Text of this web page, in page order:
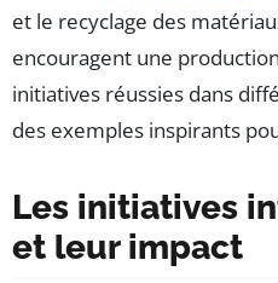
et le recyclage des
encouragent une
initiatives réussies dans
des exemples inspirants
Les initiatives
et leur impact